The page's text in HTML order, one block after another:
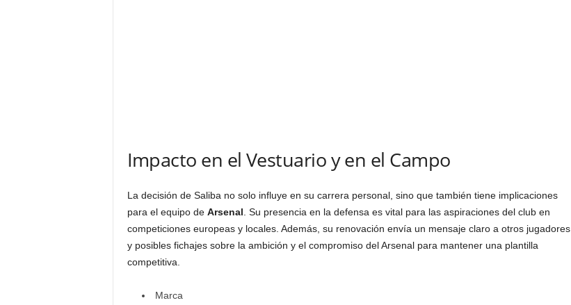
Impacto en el Vestuario y en el Campo
La decisión de Saliba no solo influye en su carrera personal, sino que también tiene implicaciones
para el equipo de Arsenal . Su presencia en la defensa es vital para las aspiraciones del club en
competiciones europeas y locales. Además, su renovación envía un mensaje claro a otros jugadores
y posibles fichajes sobre la ambición y el compromiso del Arsenal para mantener una plantilla
competitiva.
Marca